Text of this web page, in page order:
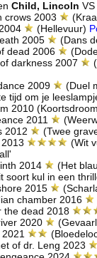
Child, Lincoln VS
crows 2003
(Hellevuur)
2005 (Dans
dead 2006
darkness 2007
2009 (Duel
tijd om je
2010
2011
2012 (Twee
(Wit
2014 (Het
soort kul in een
2015
chamber 2016
the dead 2018
2020
of dr. Leng 2023